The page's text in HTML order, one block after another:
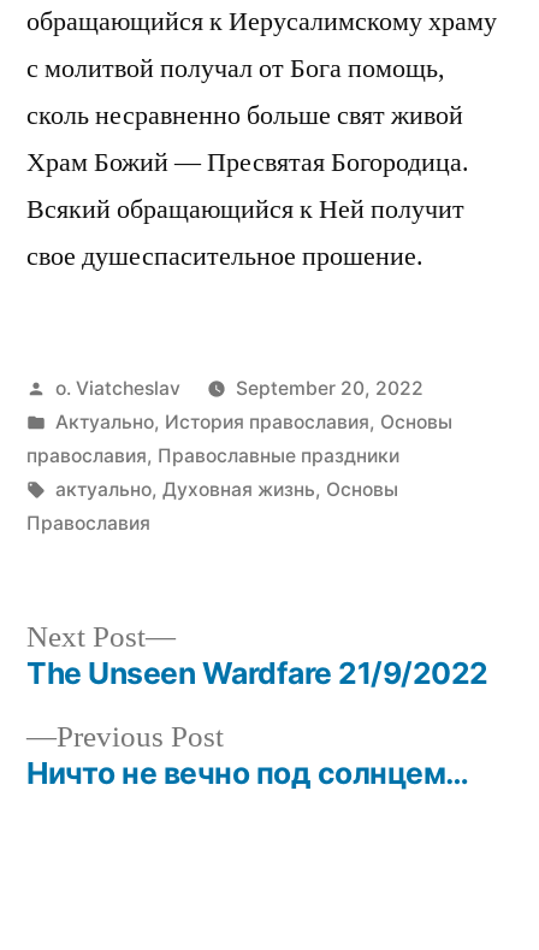
обращающийся к Иерусалимскому храму
с молитвой получал от Бога помощь,
сколь несравненно больше свят живой
Храм Божий — Пресвятая Богородица.
Всякий обращающийся к Ней получит
свое душеспасительное прошение.
Posted
by
o. Viatcheslav
September 20, 2022
Posted
in
Актуально, История православия, Основы
православия, Православные праздники
Tags:
актуально, Духовная жизнь, Основы
Православия
Post
navigation
Previous PostPrevious
post:
Ничто не вечно под солнцем…
Next Post
Next
post:
The Unseen Wardfare 21/9/2022